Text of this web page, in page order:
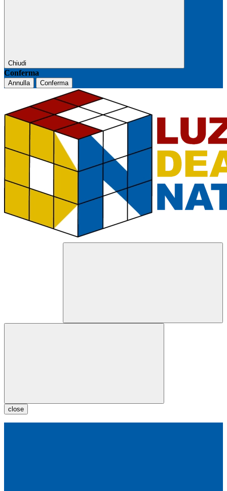
Chiudi
Conferma
Annulla Conferma
close